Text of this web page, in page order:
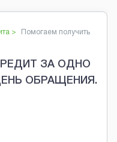
>
Помогаем получить
ЗА ОДНО
ОБРАЩЕНИЯ.